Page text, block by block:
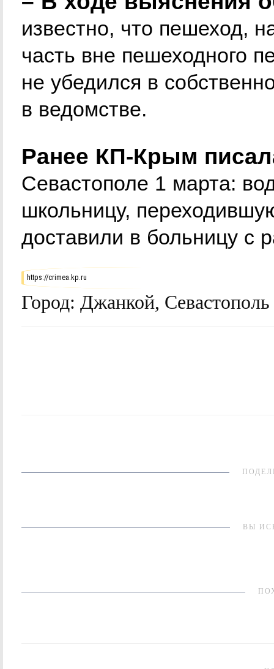
известно, что пешеход,
часть вне пешеходного
не убедился в
в ведомстве.
Ранее КП-Крым
Севастополе 1 марта:
школьницу,
доставили в больницу с
https://crimea.kp.ru
Город: Джанкой, Севастополь
ВЫ